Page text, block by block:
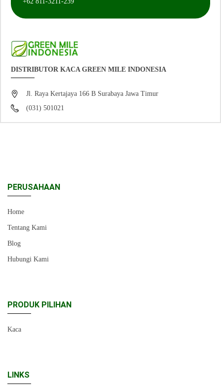
DISTRIBUTOR KACA GREEN MILE INDONESIA
Jl. Raya Kertajaya 166 B Surabaya Jawa Timur
(031) 501021
PERUSAHAAN
Home
Tentang Kami
Blog
Hubungi Kami
PRODUK PILIHAN
Kaca
LINKS